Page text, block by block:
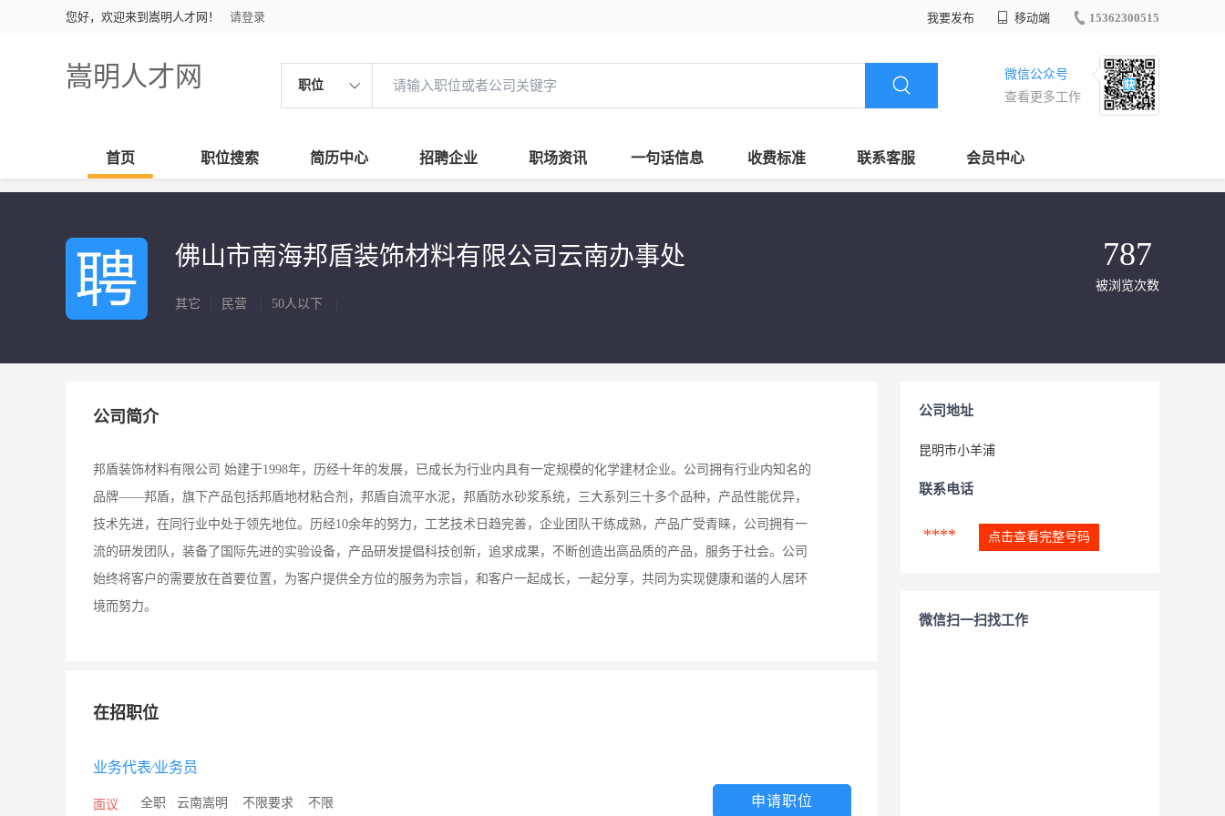
您好，欢迎来到嵩明人才网！ 请登录 我要发布 移动端 15362300515
嵩明人才网 职位
微信公众号
查看更多工作
首页 职位搜索 简历中心 招聘企业 职场资讯 一句话信息 收费标准 联系客服 会员中心
佛山市南海邦盾装饰材料有限公司云南办事处
其它 民营 50人以下
787
被浏览次数
公司简介
邦盾装饰材料有限公司 始建于1998年，历经十年的发展，已成长为行业内具有一定规模的化学建材企业。公司拥有行业内知名的
品牌——邦盾，旗下产品包括邦盾地材粘合剂，邦盾自流平水泥，邦盾防水砂浆系统，三大系列三十多个品种，产品性能优异，
技术先进，在同行业中处于领先地位。历经10余年的努力，工艺技术日趋完善，企业团队干练成熟，产品广受青睐，公司拥有一
流的研发团队，装备了国际先进的实验设备，产品研发提倡科技创新，追求成果，不断创造出高品质的产品，服务于社会。公司
始终将客户的需要放在首要位置，为客户提供全方位的服务为宗旨，和客户一起成长，一起分享，共同为实现健康和谐的人居环
境而努力。
在招职位
业务代表∕业务员
面议 全职 云南嵩明 不限要求 不限 申请职位
公司地址
昆明市小羊浦
联系电话
**** 点击查看完整号码
微信扫一扫找工作